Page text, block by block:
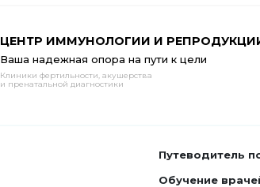
ЦЕНТР ИММУНОЛОГИИ И
Ваша надежная опора на пути к цели
Клиники фертильности, акушерства
и пренатальной диагностики
Путеводитель
Обучение